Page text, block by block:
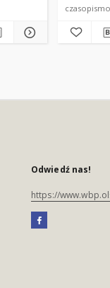
czasopismo
Odwiedź nas!
https://